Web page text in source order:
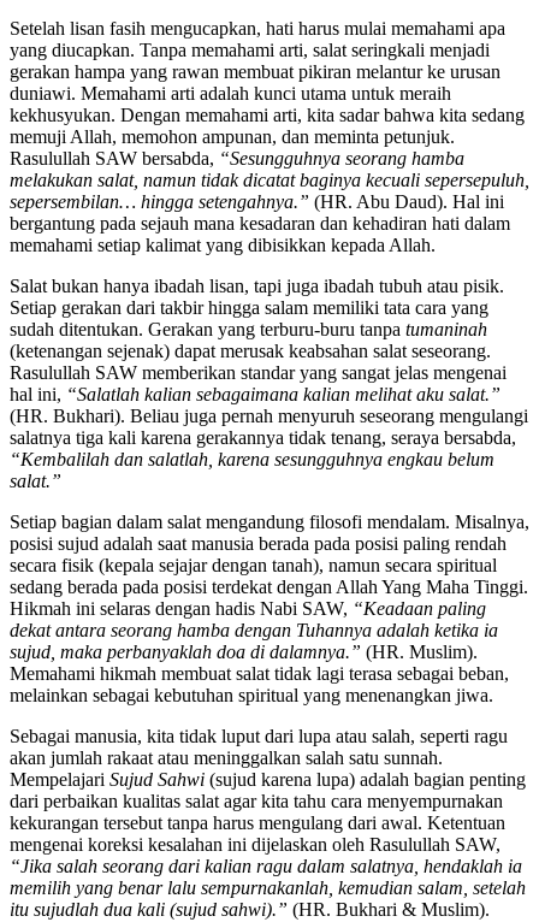
Setelah lisan fasih mengucapkan, hati harus mulai memahami apa
yang diucapkan. Tanpa memahami arti, salat seringkali menjadi
gerakan hampa yang rawan membuat pikiran melantur ke urusan
duniawi. Memahami arti adalah kunci utama untuk meraih
kekhusyukan. Dengan memahami arti, kita sadar bahwa kita sedang
memuji Allah, memohon ampunan, dan meminta petunjuk.
Rasulullah SAW bersabda, “Sesungguhnya seorang hamba
melakukan salat, namun tidak dicatat baginya kecuali sepersepuluh,
sepersembilan… hingga setengahnya.” (HR. Abu Daud). Hal ini
bergantung pada sejauh mana kesadaran dan kehadiran hati dalam
memahami setiap kalimat yang dibisikkan kepada Allah.
Salat bukan hanya ibadah lisan, tapi juga ibadah tubuh atau pisik.
Setiap gerakan dari takbir hingga salam memiliki tata cara yang
sudah ditentukan. Gerakan yang terburu-buru tanpa tumaninah
(ketenangan sejenak) dapat merusak keabsahan salat seseorang.
Rasulullah SAW memberikan standar yang sangat jelas mengenai
hal ini, “Salatlah kalian sebagaimana kalian melihat aku salat.”
(HR. Bukhari). Beliau juga pernah menyuruh seseorang mengulangi
salatnya tiga kali karena gerakannya tidak tenang, seraya bersabda,
“Kembalilah dan salatlah, karena sesungguhnya engkau belum
salat.”
Setiap bagian dalam salat mengandung filosofi mendalam. Misalnya,
posisi sujud adalah saat manusia berada pada posisi paling rendah
secara fisik (kepala sejajar dengan tanah), namun secara spiritual
sedang berada pada posisi terdekat dengan Allah Yang Maha Tinggi.
Hikmah ini selaras dengan hadis Nabi SAW, “Keadaan paling
dekat antara seorang hamba dengan Tuhannya adalah ketika ia
sujud, maka perbanyaklah doa di dalamnya.” (HR. Muslim).
Memahami hikmah membuat salat tidak lagi terasa sebagai beban,
melainkan sebagai kebutuhan spiritual yang menenangkan jiwa.
Sebagai manusia, kita tidak luput dari lupa atau salah, seperti ragu
akan jumlah rakaat atau meninggalkan salah satu sunnah.
Mempelajari Sujud Sahwi (sujud karena lupa) adalah bagian penting
dari perbaikan kualitas salat agar kita tahu cara menyempurnakan
kekurangan tersebut tanpa harus mengulang dari awal. Ketentuan
mengenai koreksi kesalahan ini dijelaskan oleh Rasulullah SAW,
“Jika salah seorang dari kalian ragu dalam salatnya, hendaklah ia
memilih yang benar lalu sempurnakanlah, kemudian salam, setelah
itu sujudlah dua kali (sujud sahwi).” (HR. Bukhari & Muslim).